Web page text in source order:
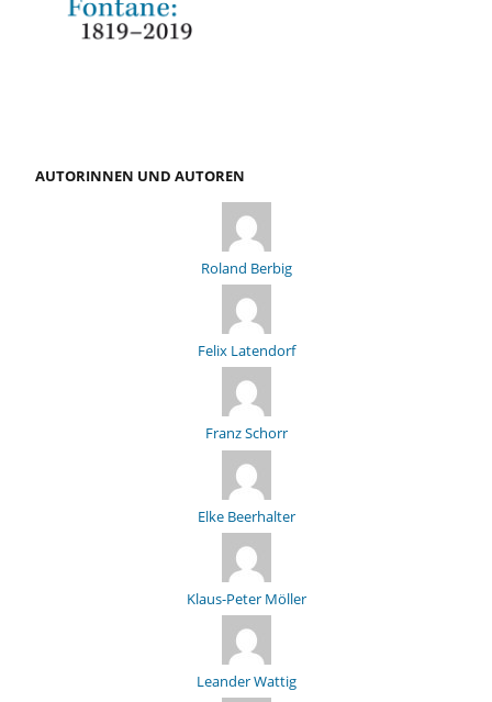
AUTORINNEN UND AUTOREN
Roland Berbig
Felix Latendorf
Franz Schorr
Elke Beerhalter
Klaus-Peter Möller
Leander Wattig